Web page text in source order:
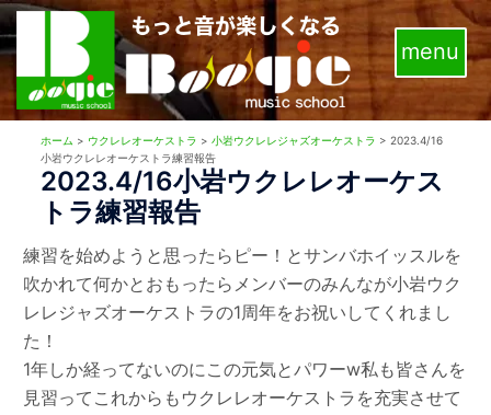
コ
ン
テ
ツ
ホーム > ウクレレオーケストラ >小岩ウクレレジャズオーケストラ > 2023.4/16
小岩ウクレレオーケストラ練習報告
2023.4/16小岩ウクレレオーケス
トラ練習報告
練習を始めようと思ったらピー！とサンバホイッスルを
吹かれて何かとおもったらメンバーのみんなが小岩ウク
レレジャズオーケストラの1周年をお祝いしてくれまし
た！
1年しか経ってないのにこの元気とパワーw私も皆さんを
見習ってこれからもウクレレオーケストラを充実させて